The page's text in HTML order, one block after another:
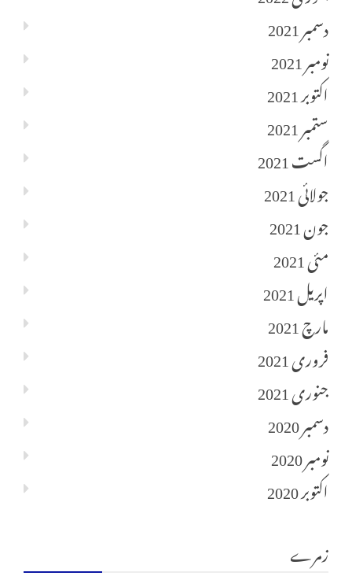
دسمبر 2021
نومبر 2021
اکتوبر 2021
ستمبر 2021
اگست 2021
جولائی 2021
جون 2021
مئی 2021
اپریل 2021
مارچ 2021
فروری 2021
جنوری 2021
دسمبر 2020
نومبر 2020
اکتوبر 2020
زمرے